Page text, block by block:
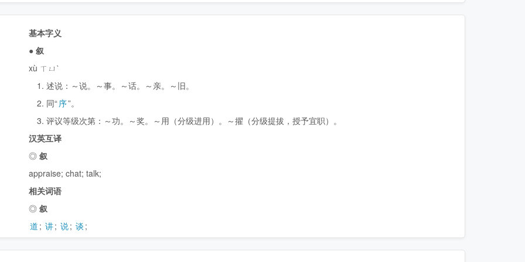
基本字义
●叙
xù ㄒㄩˋ
1. 述说：～说。～事。～话。～亲。～旧。
2. 同“序”。
3. 评议等级次第：～功。～奖。～用（分级进用）。～擢（分级提拔，授予宜职）。
汉英互译
◎叙
appraise;chat;talk;
相关词语
◎叙
道 ; 讲; 说; 谈 ;